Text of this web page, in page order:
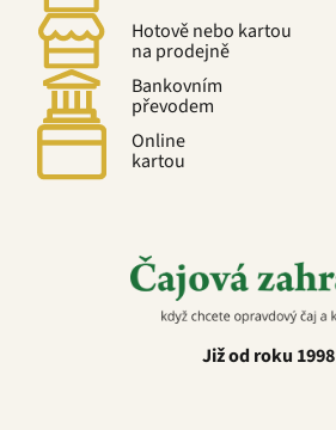
Hotově nebo kartou
na prodejně
Bankovním
převodem
Online
kartou
Již od roku 1998